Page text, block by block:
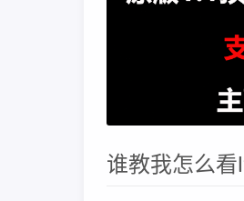
谁教我怎么